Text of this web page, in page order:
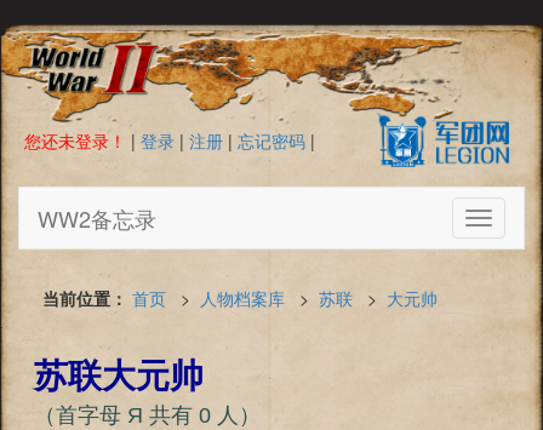
您还未登录！ | 登录 | 注册 | 忘记密码 |
Toggle
WW2备忘录
当前位置： 首页 > 人物档案库 > 苏联 > 大元帅
苏联大元帅
（首字母 Я 共有 0 人）